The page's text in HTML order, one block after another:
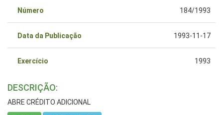
Número 184/1993
Data da Publicação 1993-11-17
Exercício 1993
DESCRIÇÃO:
ABRE CRÉDITO ADICIONAL